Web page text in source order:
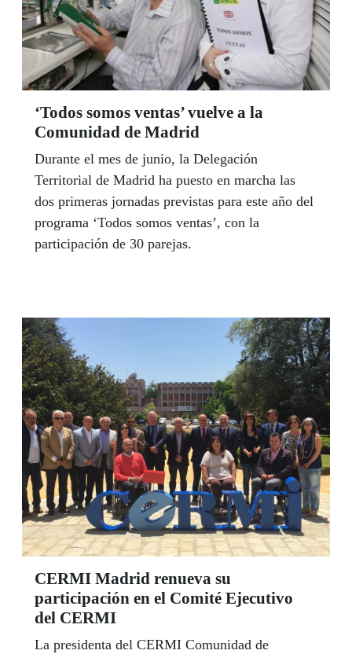
‘Todos somos ventas’ vuelve a la
Comunidad de Madrid
Durante el mes de junio, la Delegación
Territorial de Madrid ha puesto en marcha las
dos primeras jornadas previstas para este año del
programa ‘Todos somos ventas’, con la
participación de 30 parejas.
CERMI Madrid renueva su
participación en el Comité Ejecutivo
del CERMI
La presidenta del CERMI Comunidad de